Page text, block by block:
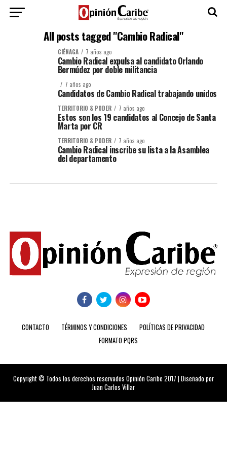
All posts tagged "Cambio Radical"
CIÉNAGA 7 años ago
Cambio Radical expulsa al candidato Orlando
Bermúdez por doble militancia
7 años ago
Candidatos de Cambio Radical trabajando unidos
TERRITORIO & PODER 7 años ago
Estos son los 19 candidatos al Concejo de Santa
Marta por CR
TERRITORIO & PODER 7 años ago
Cambio Radical inscribe su lista a la Asamblea
del departamento
CONTACTO TÉRMINOS Y CONDICIONES
POLÍTICAS DE PRIVACIDAD
FORMATO PQRS
Copyright © Todos los derechos reservados Opinión Caribe 2017 | Diseñado por
Juan Carlos Villar